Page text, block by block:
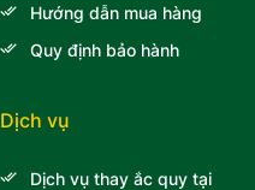
Hướng dẫn mua hàng
Quy định bảo hành
Dịch vụ
Dịch vụ thay ắc quy tại